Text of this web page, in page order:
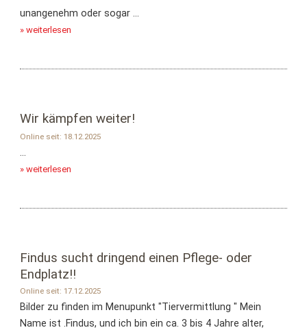
unangenehm oder sogar ...
» weiterlesen
Wir kämpfen weiter!
Online seit: 18.12.2025
...
» weiterlesen
Findus sucht dringend einen Pflege- oder
Endplatz!!
Online seit: 17.12.2025
Bilder zu finden im Menupunkt "Tiervermittlung " Mein
Name ist .Findus, und ich bin ein ca. 3 bis 4 Jahre alter,